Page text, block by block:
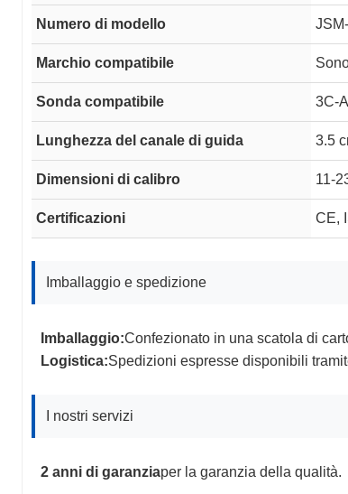
Numero di modello
Marchio compatibile
Sonda compatibile 3C-A
Lunghezza del canale di guida 3.5
Dimensioni di calibro 11-
Certificazioni CE,
Imballaggio e spedizione
Imballaggio:Confezionato in una scatola di
Logistica:Spedizioni espresse disponibili
I nostri servizi
2 anni di garanziaper la garanzia della qualità.